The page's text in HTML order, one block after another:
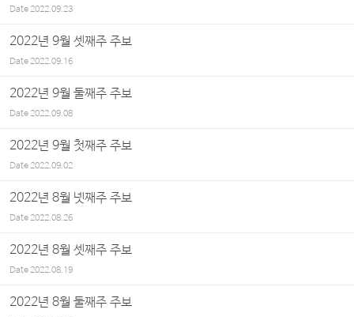
Date2022.09.23
2022년 9월 셋째주 주보
Date2022.09.16
2022년 9월 둘째주 주보
Date2022.09.08
2022년 9월 첫째주 주보
Date2022.09.02
2022년 8월 넷째주 주보
Date2022.08.26
2022년 8월 셋째주 주보
Date2022.08.19
2022년 8월 둘째주 주보